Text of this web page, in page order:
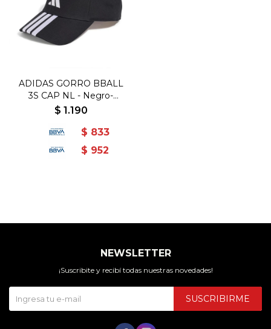
ADIDAS GORRO BBALL
3S CAP NL - Negro-
Blanco
$ 1.190
$ 833
$ 952
NEWSLETTER
¡Suscribite y recibí todas nuestras novedades!
SUSCRIBIRME